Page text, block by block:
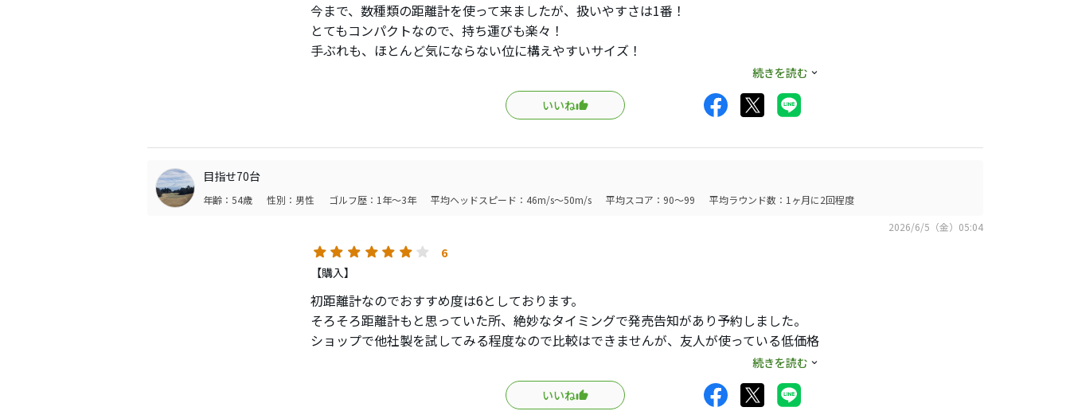
今まで、数種類の距離計を使って来ましたが、扱いやすさは1番！
とてもコンパクトなので、持ち運びも楽々！
手ぶれも、ほとんど気にならない位に構えやすいサイズ！
ただ、撮影・録画機能は必要なのかな？
くらい）
続きを読む
いいね
目指せ70台
年齢：54歳 性別：男性 ゴルフ歴：1年～3年 平均ヘッドスピード：46m/s～50m/s 平均スコア：90～99
平均ラウンド数：1ヶ月に2回程度
2026/6/5（金）05:04
6
【購入】
初距離計なのでおすすめ度は6としております。
そろそろ距離計もと思っていた所、絶妙なタイミングで発売告知があり予約しました。
ショップで他社製を試してみる程度なので比較はできませんが、友人が使っている低価格
帯のモノと比較するとショートホールでも10y程度差が出る時がある(こちらが正確性は高
続きを読む
いいね